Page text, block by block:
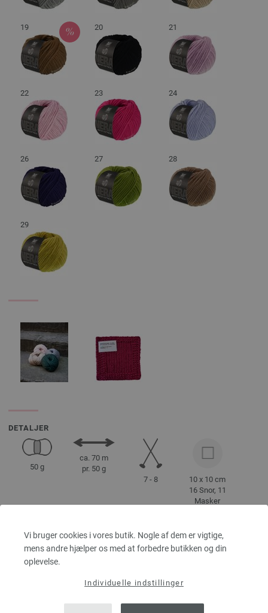
Vi bruger cookies i vores butik. Nogle af dem er vigtige,
mens andre hjælper os med at forbedre butikken og din
oplevelse.
Individuelle indstillinger
19 20 21
22 23 24
26 27 28
29
DETALJER
50 g
ca. 70 m
pr. 50 g
7 - 8
10 x 10 cm
16 Snor, 11
Masker
Str. 38 - 40
ca. 500 - 550